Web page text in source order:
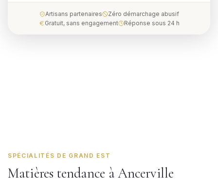
Artisans partenaires
Zéro démarchage abusif
Gratuit, sans engagement
Réponse sous 24 h
SPÉCIALITÉS DE GRAND EST
Matières tendance à Ancerville